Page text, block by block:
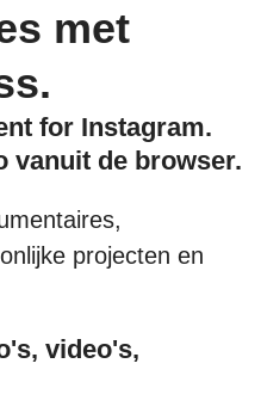
met
for Instagram.
vanuit de browser.
projecten en
video's,